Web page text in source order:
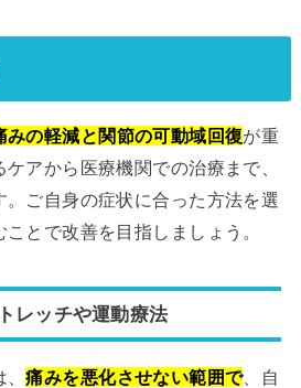
みの軽減と関節の可動域回復が重
アから医療機関での治療まで、
ご自身の症状に合った方法を選
とで改善を目指しましょう。
レッチや運動療法
、痛みを悪化させない範囲で、自